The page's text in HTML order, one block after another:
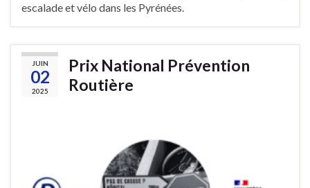
escalade et vélo dans les Pyrénées.
JUIN
02
2025
Prix National Prévention
Routière